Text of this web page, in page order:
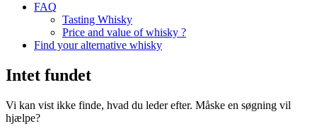
FAQ
Tasting Whisky
Price and value of whisky ?
Find your alternative whisky
Intet fundet
Vi kan vist ikke finde, hvad du leder efter. Måske en søgning vil
hjælpe?